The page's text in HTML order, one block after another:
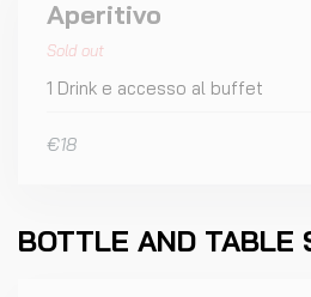
Aperitivo
Sold out
1 Drink e accesso al buffet
€18
BOTTLE AND TABLE